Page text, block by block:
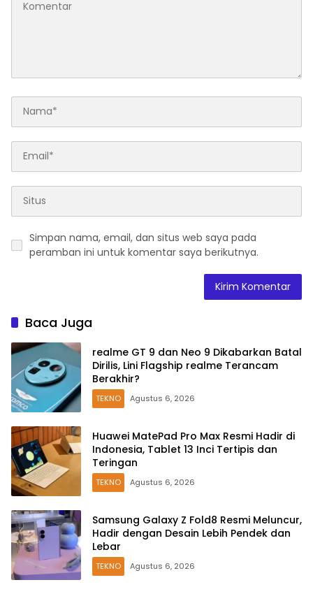
Simpan nama, email, dan situs web saya pada
peramban ini untuk komentar saya berikutnya.
Baca Juga
realme GT 9 dan Neo 9 Dikabarkan Batal
Dirilis, Lini Flagship realme Terancam
Berakhir?
TEKNO Agustus 6, 2026
Huawei MatePad Pro Max Resmi Hadir di
Indonesia, Tablet 13 Inci Tertipis dan
Teringan
TEKNO Agustus 6, 2026
Samsung Galaxy Z Fold8 Resmi Meluncur,
Hadir dengan Desain Lebih Pendek dan
Lebar
TEKNO Agustus 6, 2026